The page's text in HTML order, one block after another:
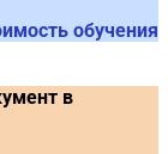
Торг)
обучения
в